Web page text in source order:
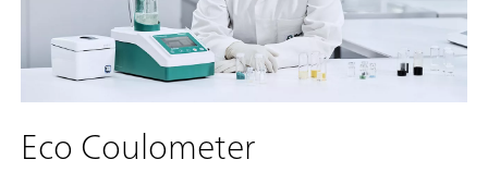
Eco Coulometer